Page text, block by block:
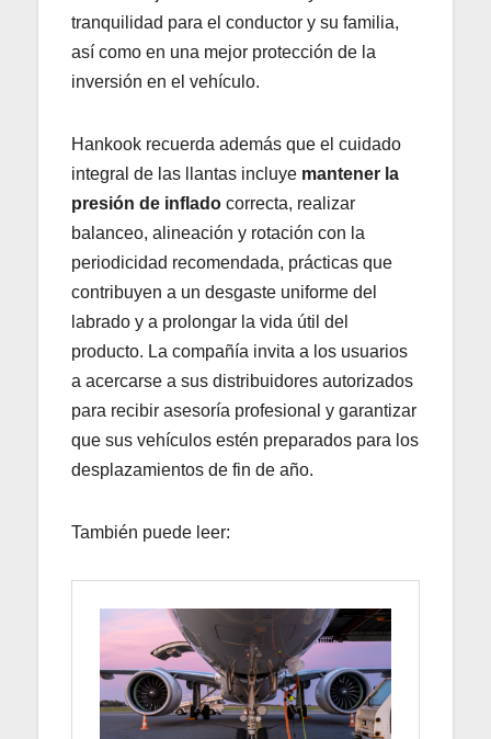
tranquilidad para el conductor y su familia,
así como en una mejor protección de la
inversión en el vehículo.​
Hankook recuerda además que el cuidado
integral de las llantas incluye mantener la
presión de inflado correcta, realizar
balanceo, alineación y rotación con la
periodicidad recomendada, prácticas que
contribuyen a un desgaste uniforme del
labrado y a prolongar la vida útil del
producto. La compañía invita a los usuarios
a acercarse a sus distribuidores autorizados
para recibir asesoría profesional y garantizar
que sus vehículos estén preparados para los
desplazamientos de fin de año.​
También puede leer: